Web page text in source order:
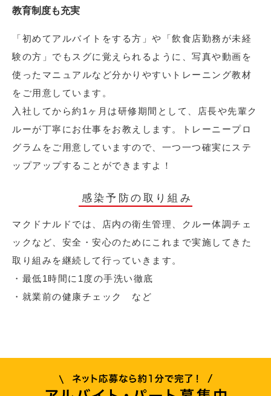
教育制度も充実
「初めてアルバイトをする方」や「飲食店勤務が未経
験の方」でもスグに覚えられるように、写真や動画を
使ったマニュアルなど分かりやすいトレーニング教材
をご用意しています。
入社してから約1ヶ月は研修期間として、店長や先輩ク
ルーが丁寧にお仕事をお教えします。トレーニープロ
グラムをご用意していますので、一つ一つ確実にステ
ップアップすることができますよ！
感染予防の取り組み
マクドナルドでは、店内の衛生管理、クルー体調チェ
ックなど、安全・安心のためにこれまで実施してきた
取り組みを継続して行っていきます。
・最低1時間に1度の手洗い徹底
・就業前の健康チェック など